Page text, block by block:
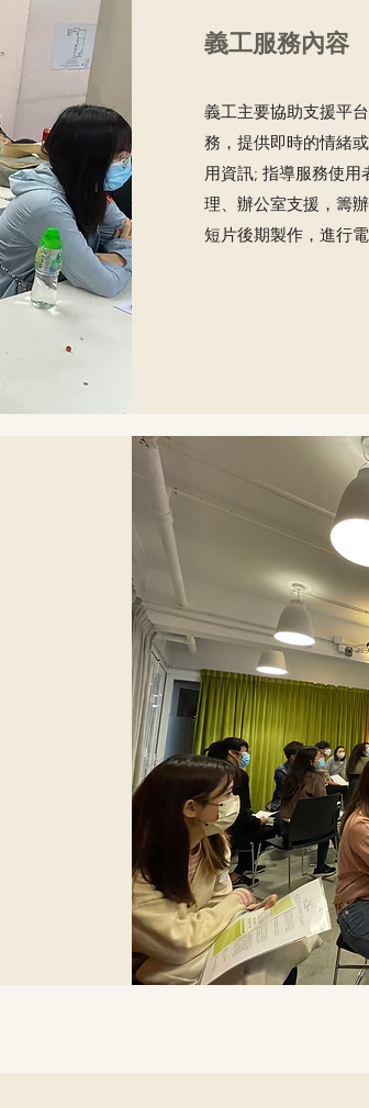
義工服務內容
義工主要協助支援平
務，提供即時的情緒
用資訊; 指導服務使用
理、辦公室支援，籌
短片後期製作，進行